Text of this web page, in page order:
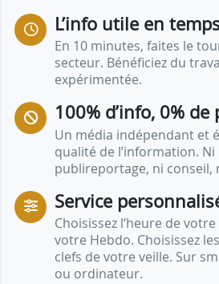
• Montierchaume ;
• Le Poinçonnet ;
• Saint-Maur ;
• Sassierges-Saint-Germain.
L’info utile en
En 10 minutes, faites le
secteur. Bénéficiez du
expérimentée.
100% d’info, 0% de
Un média indépendant et
qualité de l’information.
publireportage, ni conseil,
Service
Choisissez l‘heure de
votre Hebdo. Choisissez
clefs de votre veille. Sur
ou ordinateur.